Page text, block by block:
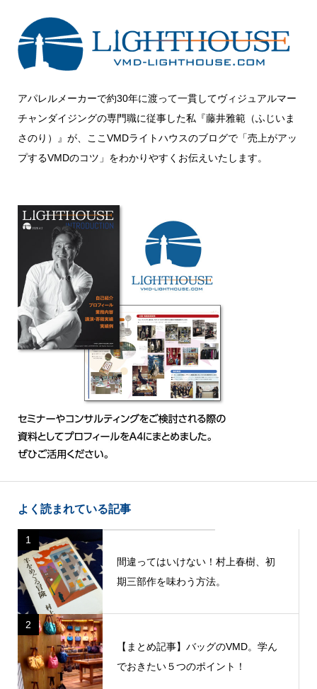
アパレルメーカーで約30年に渡って一貫してヴィジュアルマー
チャンダイジングの専門職に従事した私『藤井雅範（ふじいま
さのり）』が、ここVMDライトハウスのブログで「売上がアッ
プするVMDのコツ」をわかりやすくお伝えいたします。
よく読まれている記事
1
間違ってはいけない！村上春樹、初
期三部作を味わう方法。
2
【まとめ記事】バッグのVMD。学ん
でおきたい５つのポイント！